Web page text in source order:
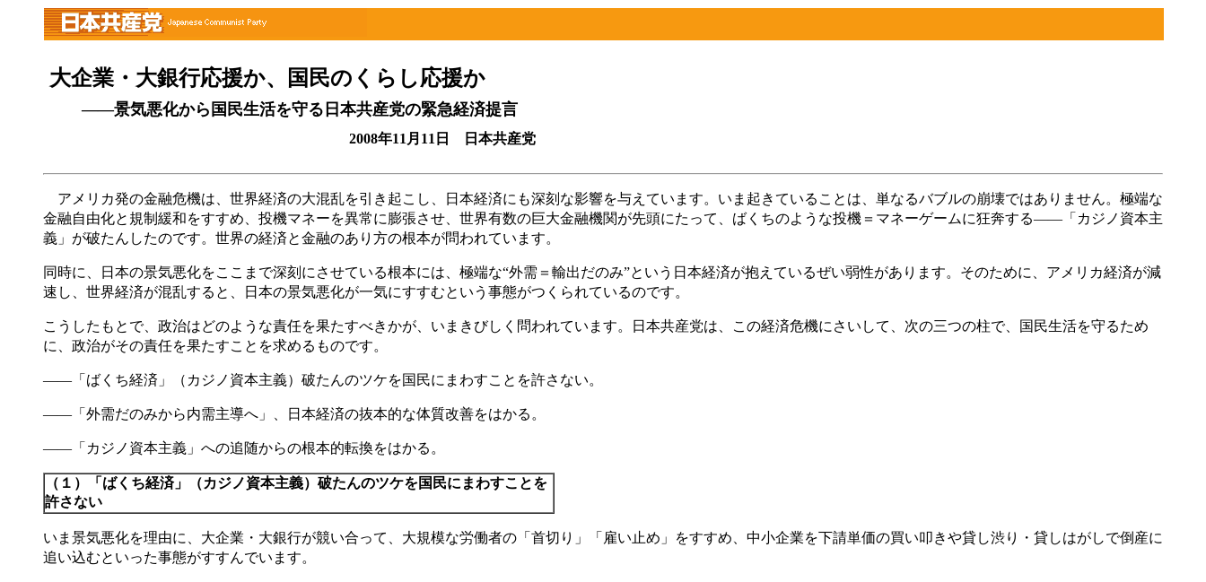
大企業・大銀行応援か、国民のくらし応援か
――景気悪化から国民生活を守る日本共産党の緊急経済提言
2008年11月11日 日本共産党
アメリカ発の金融危機は、世界経済の大混乱を引き起こし、日本経済にも深刻な影響を与えています。いま起きていることは、単なるバブルの崩壊ではありません。極端な
金融自由化と規制緩和をすすめ、投機マネーを異常に膨張させ、世界有数の巨大金融機関が先頭にたって、ばくちのような投機＝マネーゲームに狂奔する――「カジノ資本主
義」が破たんしたのです。世界の経済と金融のあり方の根本が問われています。
同時に、日本の景気悪化をここまで深刻にさせている根本には、極端な“外需＝輸出だのみ”という日本経済が抱えているぜい弱性があります。そのために、アメリカ経済が減
速し、世界経済が混乱すると、日本の景気悪化が一気にすすむという事態がつくられているのです。
こうしたもとで、政治はどのような責任を果たすべきかが、いまきびしく問われています。日本共産党は、この経済危機にさいして、次の三つの柱で、国民生活を守るため
に、政治がその責任を果たすことを求めるものです。
――「ばくち経済」（カジノ資本主義）破たんのツケを国民にまわすことを許さない。
――「外需だのみから内需主導へ」、日本経済の抜本的な体質改善をはかる。
――「カジノ資本主義」への追随からの根本的転換をはかる。
（１）「ばくち経済」（カジノ資本主義）破たんのツケを国民にまわすことを
許さない
いま景気悪化を理由に、大企業・大銀行が競い合って、大規模な労働者の「首切り」「雇い止め」をすすめ、中小企業を下請単価の買い叩きや貸し渋り・貸しはがしで倒産に
追い込むといった事態がすすんでいます。